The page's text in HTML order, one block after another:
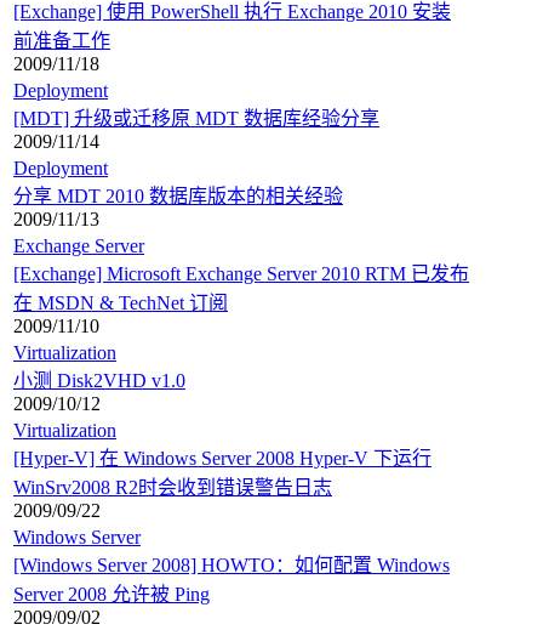
[Exchange] 使用 PowerShell 执行 Exchange 2010 安装
前准备工作
2009/11/18
Deployment
[MDT] 升级或迁移原 MDT 数据库经验分享
2009/11/14
Deployment
分享 MDT 2010 数据库版本的相关经验
2009/11/13
Exchange Server
[Exchange] Microsoft Exchange Server 2010 RTM 已发布
在 MSDN & TechNet 订阅
2009/11/10
Virtualization
小测 Disk2VHD v1.0
2009/10/12
Virtualization
[Hyper-V] 在 Windows Server 2008 Hyper-V 下运行
WinSrv2008 R2时会收到错误警告日志
2009/09/22
Windows Server
[Windows Server 2008] HOWTO：如何配置 Windows
Server 2008 允许被 Ping
2009/09/02